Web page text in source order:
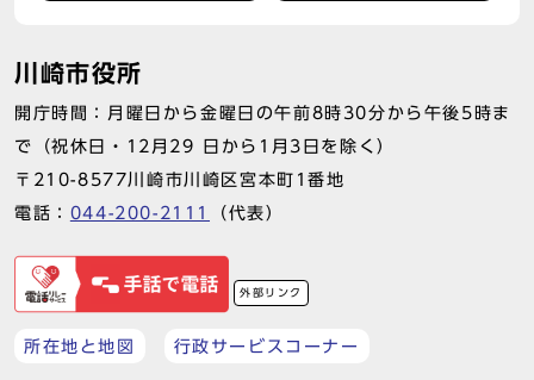
川崎市役所
開庁時間：月曜日から金曜日の午前8時30分から午後5時ま
で（祝休日・12月29 日から1月3日を除く）
〒210-8577川崎市川崎区宮本町1番地
電話： 044-200-2111 （代表）
外部リンク
所在地と地図 行政サービスコーナー